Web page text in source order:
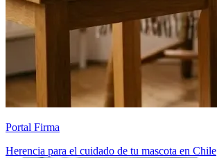
Portal Firma
Herencia para el cuidado de tu mascota en Chile